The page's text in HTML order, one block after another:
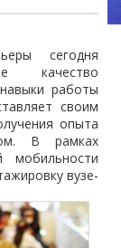
сегодня
качество
работы
своим
опыта
В рамках
мобильности
вузе-